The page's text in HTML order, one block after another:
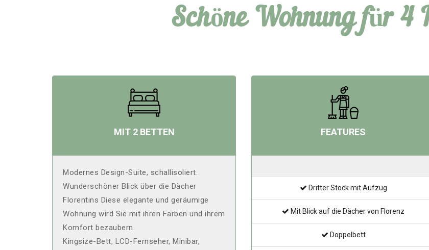
Schöne Wohnung für 4
MIT 2 BETTEN
Modernes Design-Suite, schallisoliert.
Wunderschöner Blick über die Dächer
Florentins Diese elegante und geräumige
Wohnung wird Sie mit ihren Farben und ihrem
Komfort bezaubern.
Kingsize-Bett, LCD-Fernseher, Minibar,
FEATURES
Dritter Stock mit Aufzug
Mit Blick auf die Dächer von Florenz
Doppelbett